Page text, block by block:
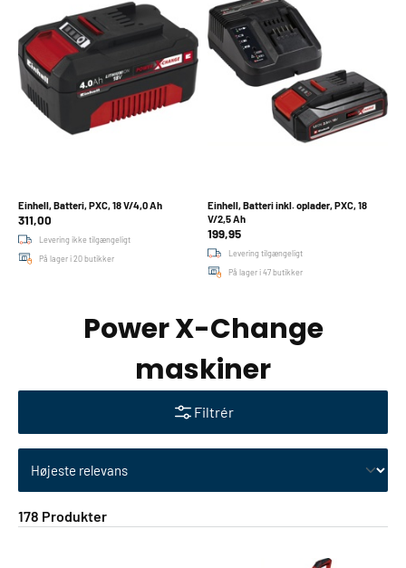
Einhell, Batteri, PXC, 18 V/4,0 Ah
311,00
Levering ikke tilgængeligt
På lager i 20 butikker
Einhell, Batteri inkl. oplader, PXC, 18
V/2,5 Ah
199,95
Levering tilgængeligt
På lager i 47 butikker
Power X-Change
maskiner
Filtrér
178 Produkter